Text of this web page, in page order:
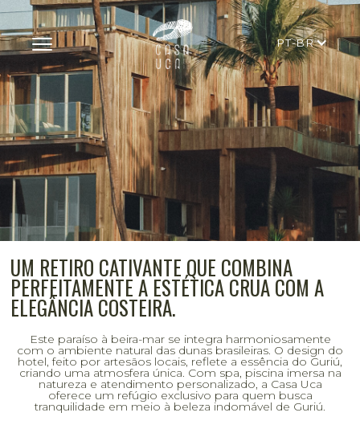
PT-BR
UM RETIRO CATIVANTE QUE COMBINA
PERFEITAMENTE A ESTÉTICA CRUA COM A
ELEGÂNCIA COSTEIRA.
Este paraíso à beira-mar se integra harmoniosamente
com o ambiente natural das dunas brasileiras. O design do
hotel, feito por artesãos locais, reflete a essência do Guriú,
criando uma atmosfera única. Com spa, piscina imersa na
natureza e atendimento personalizado, a Casa Uca
oferece um refúgio exclusivo para quem busca
tranquilidade em meio à beleza indomável de Guriú.